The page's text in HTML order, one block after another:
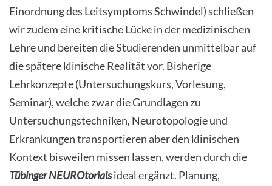
Einordnung des Leitsymptoms Schwindel) schließen
wir zudem eine kritische Lücke in der medizinischen
Lehre und bereiten die Studierenden unmittelbar auf
die spätere klinische Realität vor. Bisherige
Lehrkonzepte (Untersuchungskurs, Vorlesung,
Seminar), welche zwar die Grundlagen zu
Untersuchungstechniken, Neurotopologie und
Erkrankungen transportieren aber den klinischen
Kontext bisweilen missen lassen, werden durch die
Tübinger NEUROtorialsideal ergänzt. Planung,